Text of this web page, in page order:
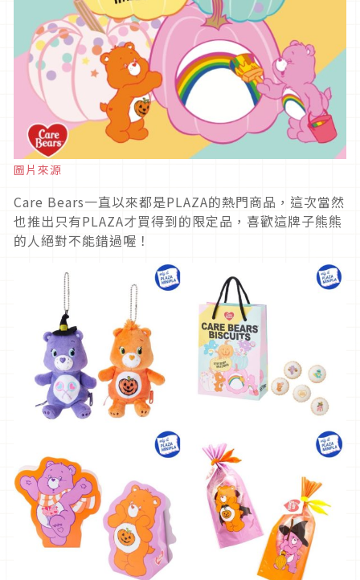
圖片來源
Care Bears一直以來都是PLAZA的熱門商品，這次當然
也推出只有PLAZA才買得到的限定品，喜歡這牌子熊熊
的人絕對不能錯過喔！